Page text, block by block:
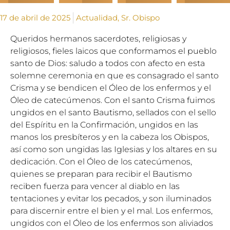
17 de abril de 2025 Actualidad, Sr. Obispo
Queridos hermanos sacerdotes, religiosas y
religiosos, fieles laicos que conformamos el pueblo
santo de Dios: saludo a todos con afecto en esta
solemne ceremonia en que es consagrado el santo
Crisma y se bendicen el Óleo de los enfermos y el
Óleo de catecúmenos. Con el santo Crisma fuimos
ungidos en el santo Bautismo, sellados con el sello
del Espíritu en la Confirmación, ungidos en las
manos los presbíteros y en la cabeza los Obispos,
así como son ungidas las Iglesias y los altares en su
dedicación. Con el Óleo de los catecúmenos,
quienes se preparan para recibir el Bautismo
reciben fuerza para vencer al diablo en las
tentaciones y evitar los pecados, y son iluminados
para discernir entre el bien y el mal. Los enfermos,
ungidos con el Óleo de los enfermos son aliviados